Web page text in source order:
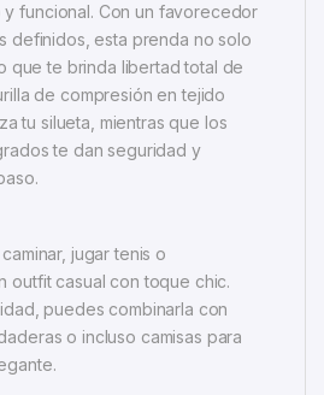
funcional. Con un favorecedor
definidos, esta prenda no solo
que te brinda libertad total de
de compresión en tejido
tu silueta, mientras que los
te dan seguridad y
jugar tenis o
outfit casual con toque chic.
puedes combinarla con
o incluso camisas para